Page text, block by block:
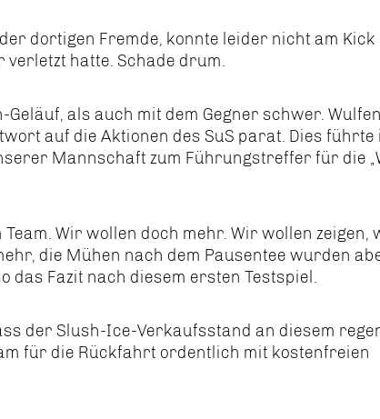
dortigen Fremde, konnte leider nicht am Kick
hatte. Schade drum.
als auch mit dem Gegner schwer.
auf die Aktionen des SuS parat. Dies führte
Mannschaft zum Führungstreffer für die
Wir wollen doch mehr. Wir wollen zeigen,
die Mühen nach dem Pausentee wurden
das Fazit nach diesem ersten Testspiel.
der Slush-Ice-Verkaufsstand an diesem
für die Rückfahrt ordentlich mit kostenfreien